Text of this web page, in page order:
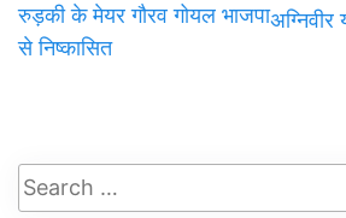
रुड़की के मेयर गौरव गोयल भाजपा
से निष्कासित